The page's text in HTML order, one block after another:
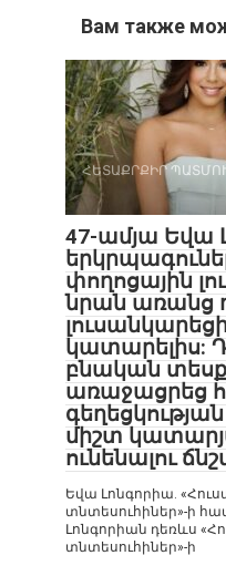
Вам также
ՀԵՏԱՔՐՔԻՐ
47-ամյա Եվա
փողոցային
նրան առանց
կատարելիս:
բնական
առաջացրեց
միշտ
ունենալու
Եվա Լոնգորիա.
տնտեսուհիներ»-ի
Լոնգորիան դեռևս
տնտեսուհիներ»-ի